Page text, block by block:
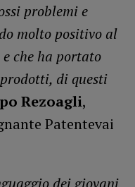
problemi e
molto positivo al
che ha portato
di questi
Rezoagli,
Patentevai
dei giovani